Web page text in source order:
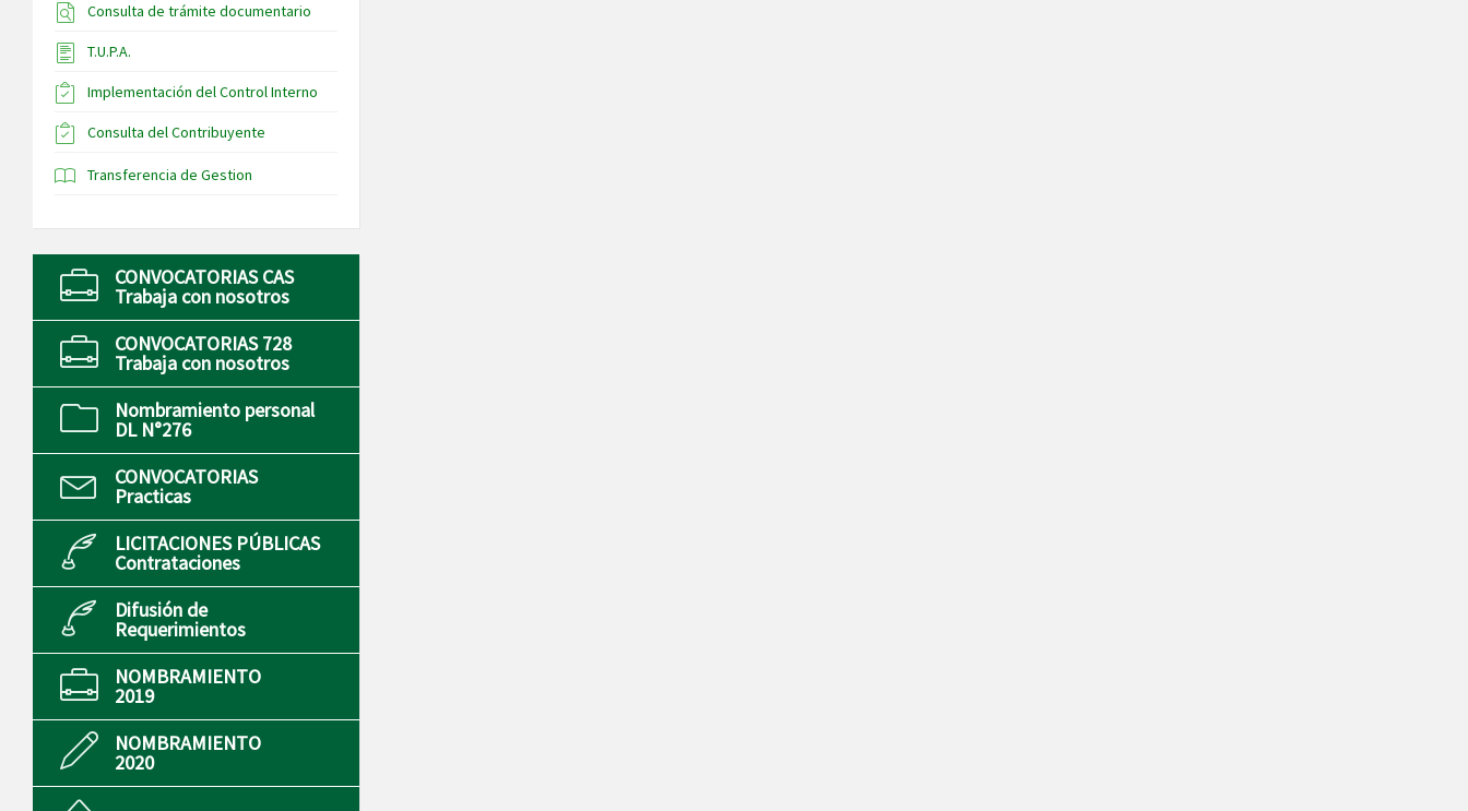
Consulta de trámite documentario
T.U.P.A.
Implementación del Control Interno
Consulta del Contribuyente
Transferencia de Gestion
CONVOCATORIAS CAS
Trabaja con nosotros
CONVOCATORIAS 728
Trabaja con nosotros
Nombramiento personal
DL N°276
CONVOCATORIAS
Practicas
LICITACIONES PÚBLICAS
Contrataciones
Difusión de
Requerimientos
NOMBRAMIENTO
2019
NOMBRAMIENTO
2020